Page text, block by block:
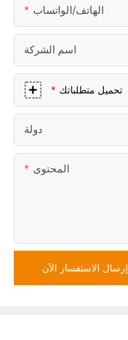
الهاتف/الواتساب
اسم الشركة
تحميل متطلباتك
دولة
المحتوى
إرسال الاستفسار الآن